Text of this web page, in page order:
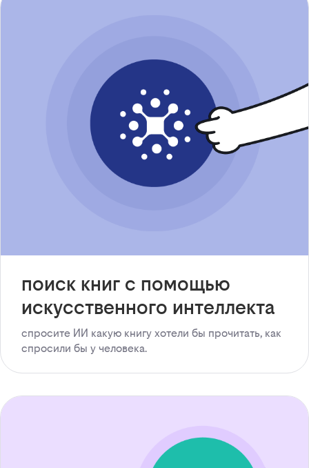
поиск книг с помощью
искусственного интеллекта
спросите ИИ какую книгу хотели бы прочитать, как
спросили бы у человека.